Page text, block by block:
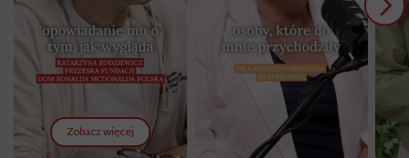
Zobacz więcej